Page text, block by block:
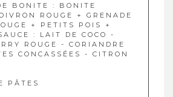
BONITE : BONITE
ROUGE + GRENADE
+ PETITS POIS +
: LAIT DE COCO -
ROUGE - CORIANDRE
CONCASSÉES - CITRON
PÂTES